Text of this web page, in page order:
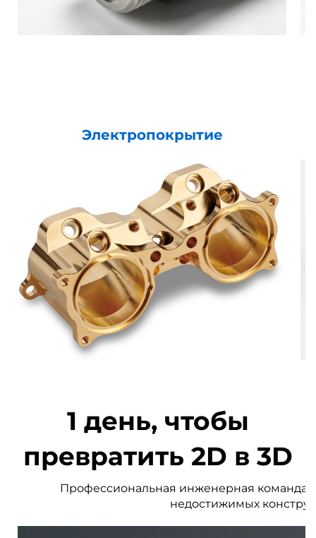
Электропокрытие
1 день, чтобы
превратить 2D в 3D
Профессиональная инженерная команда
недостижимых